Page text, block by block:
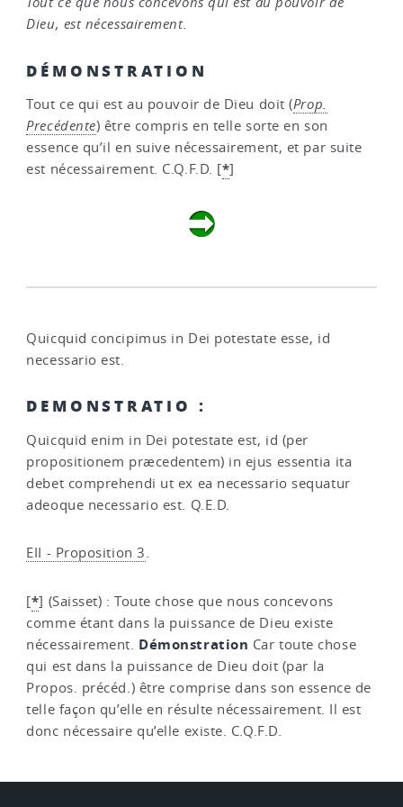
Dieu, est nécessairement.
DÉMONSTRATION
Tout ce qui est au pouvoir de Dieu doit (Prop.
Precédente) être compris en telle sorte en son
essence qu’il en suive nécessairement, et par suite
est nécessairement. C.Q.F.D. [*]
Quicquid concipimus in Dei potestate esse, id
necessario est.
DEMONSTRATIO :
Quicquid enim in Dei potestate est, id (per
propositionem præcedentem) in ejus essentia ita
debet comprehendi ut ex ea necessario sequatur
adeoque necessario est. Q.E.D.
EII - Proposition 3.
[*] (Saisset) : Toute chose que nous concevons
comme étant dans la puissance de Dieu existe
nécessairement. Démonstration Car toute chose
qui est dans la puissance de Dieu doit (par la
Propos. précéd.) être comprise dans son essence de
telle façon qu’elle en résulte nécessairement. Il est
donc nécessaire qu’elle existe. C.Q.F.D.